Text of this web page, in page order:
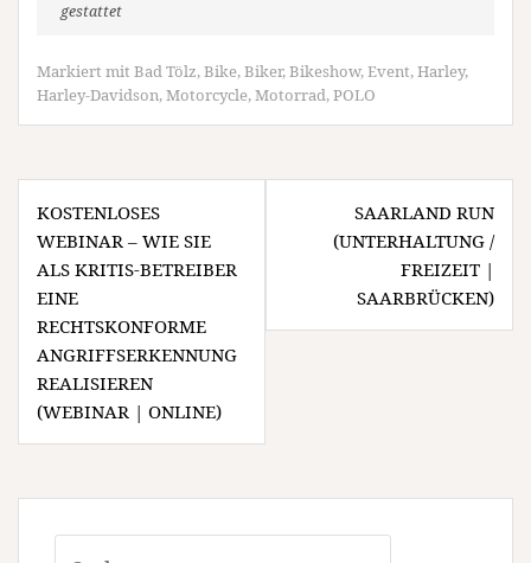
gestattet
Markiert mit Bad Tölz,Bike,Biker,Bikeshow,Event,Harley,
Harley-Davidson,Motorcycle,Motorrad,POLO
Beitragsnavigation
KOSTENLOSES
WEBINAR – WIE SIE
ALS KRITIS-BETREIBER
EINE
RECHTSKONFORME
ANGRIFFSERKENNUNG
REALISIEREN
(WEBINAR | ONLINE)
SAARLAND RUN
(UNTERHALTUNG /
FREIZEIT |
SAARBRÜCKEN)